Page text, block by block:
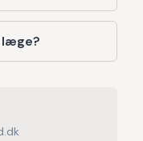
læge?